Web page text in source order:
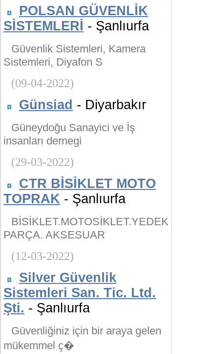
POLSAN GÜVENLİK
SİSTEMLERİ - Şanlıurfa
Güvenlik Sistemleri, Kamera
Sistemleri, Diyafon S
(09-04-2022)
Günsiad - Diyarbakır
Güneydoğu Sanayici ve İş
insanları dernegi
(29-03-2022)
CTR BİSİKLET MOTO
TOPRAK - Şanlıurfa
BİSİKLET.MOTOSİKLET.YEDEK
PARÇA. AKSESUAR
(12-03-2022)
Silver Güvenlik
Sistemleri San. Tic. Ltd.
Şti. - Şanlıurfa
Güvenliğiniz için bir araya gelen
mükemmel ç�